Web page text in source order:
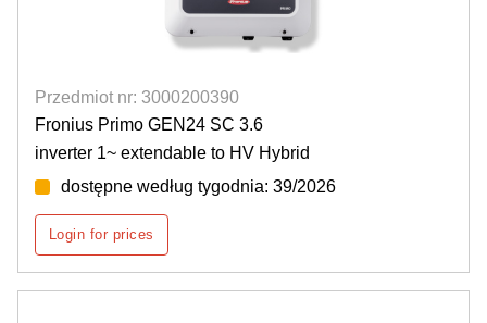
Przedmiot nr: 3000200390
Fronius Primo GEN24 SC 3.6
inverter 1~ extendable to HV Hybrid
dostępne według tygodnia: 39/2026
Login for prices